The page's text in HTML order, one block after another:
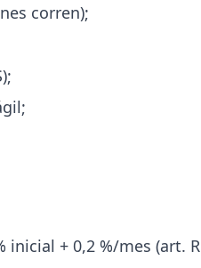
corren);
inicial + 0,2 %/mes (art.